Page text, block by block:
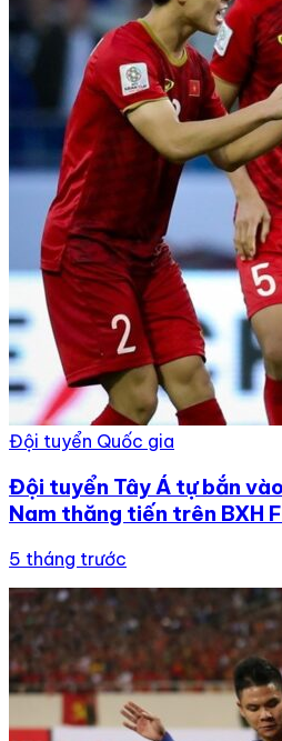
Đội tuyển Quốc gia
Đội tuyển Tây Á tự bắn
Nam thăng tiến trên BXH
5 tháng trước